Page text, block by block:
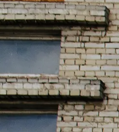
серії BRAIN GAMER С60
вивчимо цього «монстра».